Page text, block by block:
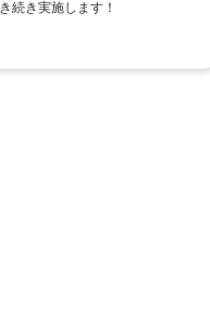
き続き実施します！